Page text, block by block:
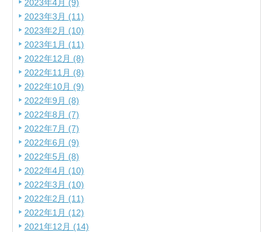
2023年4月 (9)
2023年3月 (11)
2023年2月 (10)
2023年1月 (11)
2022年12月 (8)
2022年11月 (8)
2022年10月 (9)
2022年9月 (8)
2022年8月 (7)
2022年7月 (7)
2022年6月 (9)
2022年5月 (8)
2022年4月 (10)
2022年3月 (10)
2022年2月 (11)
2022年1月 (12)
2021年12月 (14)